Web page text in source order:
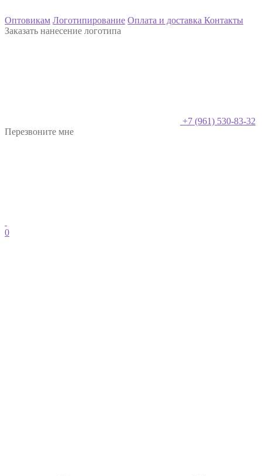
Оптовикам Логотипирование Оплата и доставка Контакты
Заказать нанесение логотипа
+7 (961) 530-83-32
Перезвоните мне
0